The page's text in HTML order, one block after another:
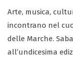
Arte, musica,
incontrano nel
delle Marche.
all’undicesima